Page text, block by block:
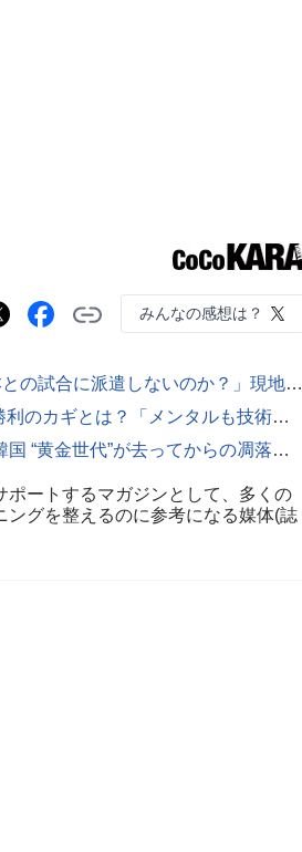
みんなの感想は？
日本と再戦する中国の“目論み”「なぜ主力を日本との試合に派遣しないのか？」現地メディアが明かした計算【女子バレー】
“打倒・日本”に燃える中国 母国メディアが説く勝利のカギとは？「メンタルも技術も最高潮。今なら勝てる」【女子バレー】
「力の差がありすぎた」日本に打ちのめされた韓国 “黄金世代”が去ってからの凋落に嘆きの声「もはやライバルでもない」【女子バレー】
ポートするマガジンとして、多くの
グを整えるのに参考になる媒体(誌